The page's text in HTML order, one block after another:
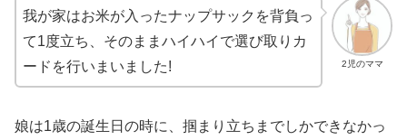
2児のママ
我が家はお米が入ったナップサックを背負っ
て1度立ち、そのままハイハイで選び取りカ
ードを行いまいました!
娘は1歳の誕生日の時に、掴まり立ちまでしかできなかっ